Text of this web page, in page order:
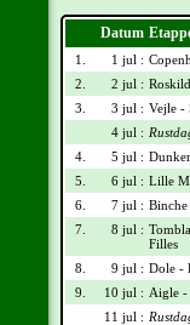
Datum
1. 1 jul :
2.
2 jul :
3.
3 jul : Vejle -
4 jul :
4.
5 jul :
5.
6 jul : Lille
6.
7 jul :
7.
8 jul :
Filles
8. 9 jul : Dole -
9.
10 jul : Aigle -
11 jul :